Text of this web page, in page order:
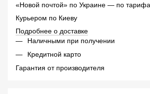
«Новой почтой» по Украине — по
Курьером по Киеву
Подробнее о доставке
Наличными при получении
Кредитной карто
Гарантия от производителя